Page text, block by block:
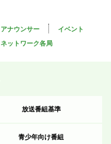
アナウンサー
イベント
ネットワーク各局
放送番組基準
青少年向け番組